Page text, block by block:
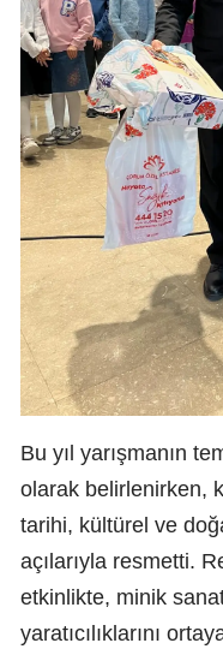
Bu yıl yarışmanın
olarak belirlenirken,
tarihi, kültürel ve
açılarıyla resmetti.
etkinlikte, minik
yaratıcılıklarını